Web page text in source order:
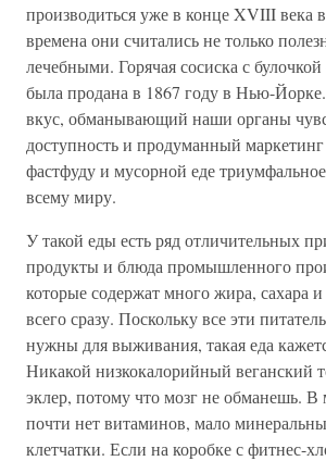
производиться уже в конце XVIII
времена они считались не только
лечебными. Горячая сосиска с
была продана в 1867 году в Нью-
вкус, обманывающий наши органы
доступность и продуманный
фастфуду и мусорной еде
всему миру.
У такой еды есть ряд отличительных
продукты и блюда промышленного
которые содержат много жира, сахара
всего сразу. Поскольку все эти
нужны для выживания, такая еда
Никакой низкокалорийный веганский
эклер, потому что мозг не обманешь. В
почти нет витаминов, мало
клетчатки. Если на коробке с фитнес-